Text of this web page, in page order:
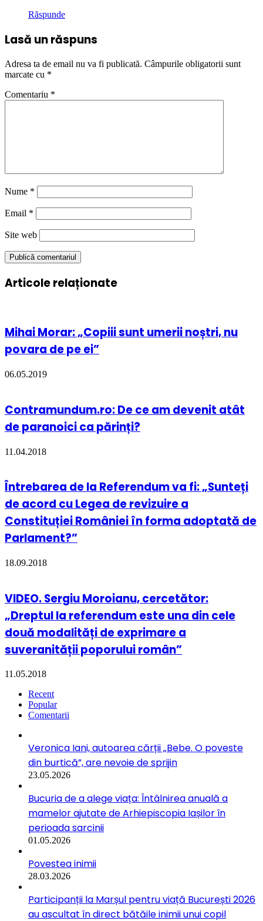
Răspunde
Lasă un răspuns
Adresa ta de email nu va fi publicată. Câmpurile obligatorii sunt
marcate cu *
Comentariu *
Nume *
Email *
Site web
Articole relaționate
Mihai Morar: „Copiii sunt umerii noștri, nu
povara de pe ei”
06.05.2019
Contramundum.ro: De ce am devenit atât
de paranoici ca părinți?
11.04.2018
Întrebarea de la Referendum va fi: „Sunteți
de acord cu Legea de revizuire a
Constituției României în forma adoptată de
Parlament?”
18.09.2018
VIDEO. Sergiu Moroianu, cercetător:
„Dreptul la referendum este una din cele
două modalități de exprimare a
suveranității poporului român”
11.05.2018
Recent
Popular
Comentarii
Veronica Iani, autoarea cărții „Bebe. O poveste
din burtică”, are nevoie de sprijin
23.05.2026
Bucuria de a alege viața: Întâlnirea anuală a
mamelor ajutate de Arhiepiscopia Iașilor în
perioada sarcinii
01.05.2026
Povestea inimii
28.03.2026
Participanții la Marșul pentru viață București 2026
au ascultat în direct bătăile inimii unui copil